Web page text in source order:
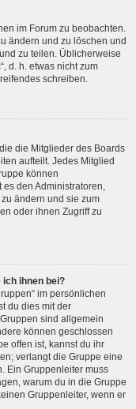
im Forum zu beobachten.
ändern und zu löschen und
zu teilen. Üblicherweise
d. h. etwas nicht zum
schreiben.
die Mitglieder des Boards
aufteilt. Jedes Mitglied
können
den Administratoren,
ändern und sie zum
oder ihnen Zugriff zu
ich ihnen bei?
im persönlichen
du dies mit der
sind allgemein
können geschlossen
offen ist, kannst du ihr
verlangt die Gruppe eine
Ein Gruppenleiter muss
warum du in die Gruppe
Gruppenleiter, wenn er